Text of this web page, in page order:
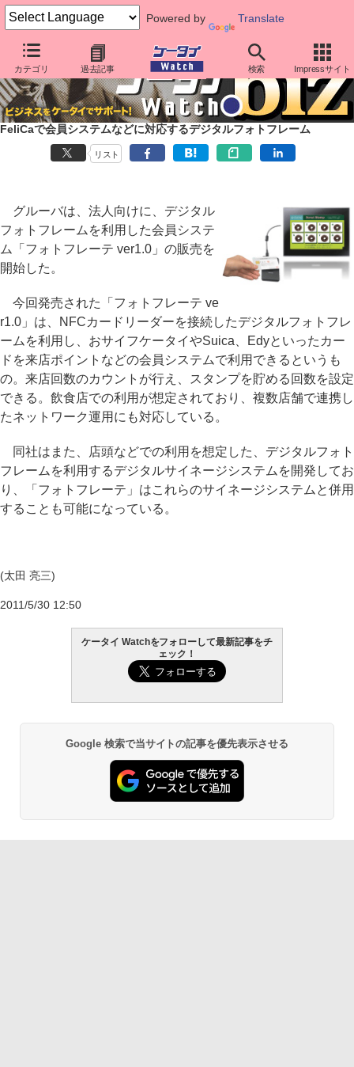
Powered by Translate
カテゴリ 過去記事 検索 Impressサイト
FeliCaで会員システムなどに対応するデジタルフォトフレーム
リスト
グルーバは、法人向けに、デジタル
フォトフレームを利用した会員システ
ム「フォトフレーテ ver1.0」の販売を
開始した。
今回発売された「フォトフレーテ ve
r1.0」は、NFCカードリーダーを接続したデジタルフォトフレ
ームを利用し、おサイフケータイやSuica、Edyといったカー
ドを来店ポイントなどの会員システムで利用できるというも
の。来店回数のカウントが行え、スタンプを貯める回数を設定
できる。飲食店での利用が想定されており、複数店舗で連携し
たネットワーク運用にも対応している。
同社はまた、店頭などでの利用を想定した、デジタルフォト
フレームを利用するデジタルサイネージシステムを開発してお
り、「フォトフレーテ」はこれらのサイネージシステムと併用
することも可能になっている。
(太田 亮三)
2011/5/30 12:50
ケータイ Watchをフォローして最新記事をチ
ェック！
Google 検索で当サイトの記事を優先表示させる